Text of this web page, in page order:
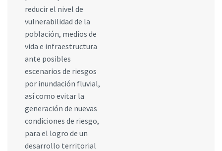
reducir el nivel de
vulnerabilidad de la
población, medios de
vida e infraestructura
ante posibles
escenarios de riesgos
por inundación fluvial,
así como evitar la
generación de nuevas
condiciones de riesgo,
para el logro de un
desarrollo territorial